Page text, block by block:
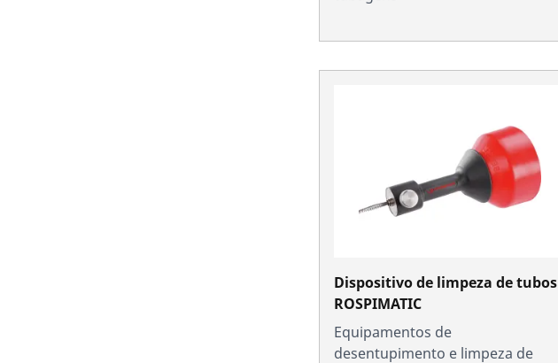
Dispositivo de limpeza de tubos
ROSPIMATIC
Equipamentos de
desentupimento e limpeza de